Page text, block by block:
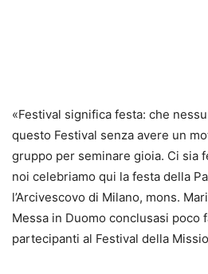
«Festival significa festa: che
questo Festival senza avere un
gruppo per seminare gioia. Ci sia
noi celebriamo qui la festa della
l’Arcivescovo di Milano, mons.
Messa in Duomo conclusasi poco
partecipanti al Festival della